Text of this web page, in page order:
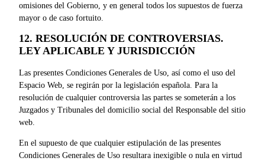
omisiones del Gobierno, y en general todos los supuestos de fuerza
mayor o de caso fortuito.
12. RESOLUCIÓN DE CONTROVERSIAS.
LEY APLICABLE Y JURISDICCIÓN
Las presentes Condiciones Generales de Uso, así como el uso del
Espacio Web, se regirán por la legislación española. Para la
resolución de cualquier controversia las partes se someterán a los
Juzgados y Tribunales del domicilio social del Responsable del sitio
web.
En el supuesto de que cualquier estipulación de las presentes
Condiciones Generales de Uso resultara inexigible o nula en virtud